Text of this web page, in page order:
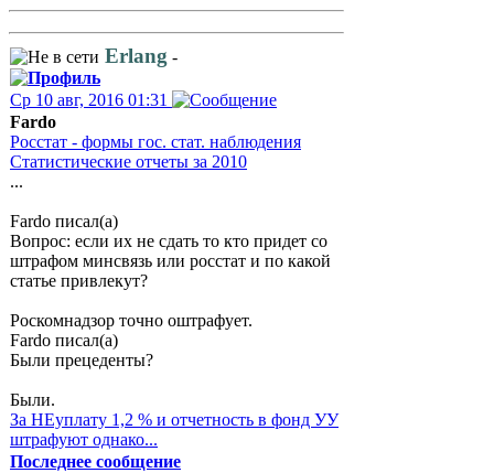
Erlang -
Ср 10 авг, 2016 01:31
Fardo
Росстат - формы гос. стат. наблюдения
Статистические отчеты за 2010
...
Fardo писал(а)
Вопрос: если их не сдать то кто придет со
штрафом минсвязь или росстат и по какой
статье привлекут?
Роскомнадзор точно оштрафует.
Fardo писал(а)
Были прецеденты?
Были.
За НЕуплату 1,2 % и отчетность в фонд УУ
штрафуют однако...
Последнее сообщение